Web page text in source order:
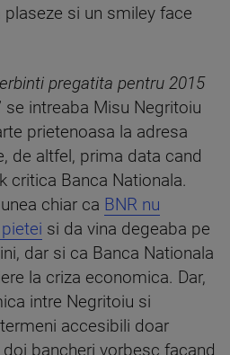
si un smiley face
pregatita pentru 2015
se intreaba Misu Negritoiu
prietenoasa la adresa
de altfel, prima data cand
critica Banca Nationala.
chiar ca BNR nu
si da vina degeaba pe
dar si ca Banca Nationala
la criza economica. Dar,
intre Negritoiu si
accesibili doar
bancheri vorbesc facand